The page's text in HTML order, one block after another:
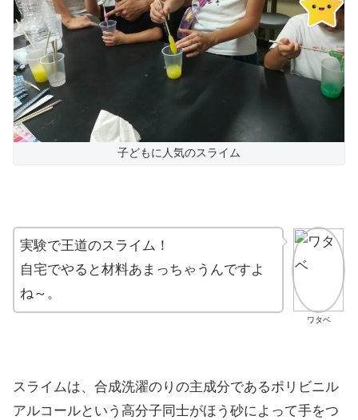
子どもに人気のスライム
ワタベ
実験で王道のスライム！
自宅でやると材料あまっちゃうんですよ
ね～。
スライムは、合成洗濯のりの主成分であるポリビニル
アルコールという高分子同士がほう砂によって手をつ